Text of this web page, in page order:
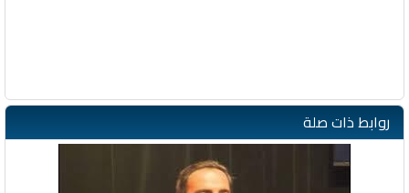
روابط ذات صلة